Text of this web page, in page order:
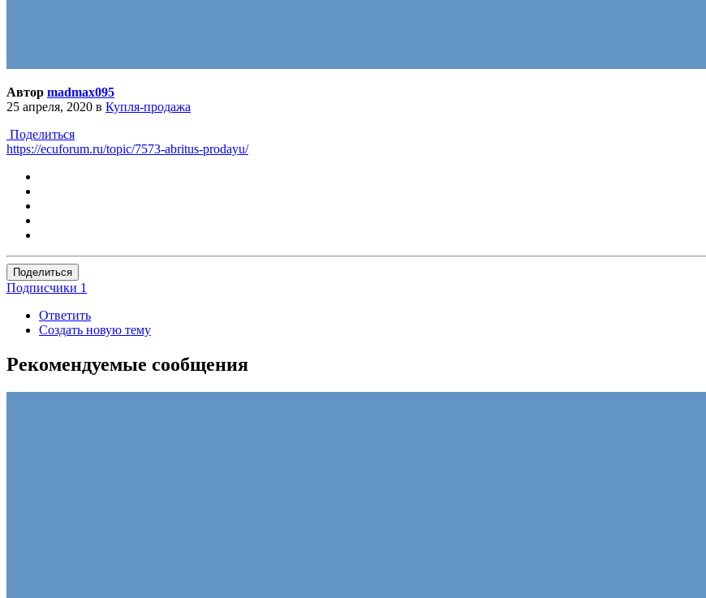
Автор madmax095
25 апреля, 2020 в Купля-продажа
Поделиться
https://ecuforum.ru/topic/7573-abritus-prodayu/
Поделиться
Подписчики 1
Ответить
Создать новую тему
Рекомендуемые сообщения